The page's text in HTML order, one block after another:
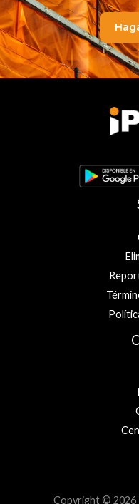
Copyright © 2026